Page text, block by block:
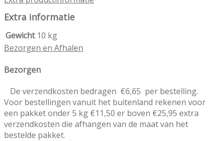
Extra informatie
Gewicht 10 kg
Bezorgen en Afhalen
Bezorgen
De verzendkosten bedragen €6,65 per bestelling.
Voor bestellingen vanuit het buitenland rekenen voor
een pakket onder 5 kg €11,50 er boven €25,95 extra
verzendkosten die afhangen van de maat van het
bestelde pakket.